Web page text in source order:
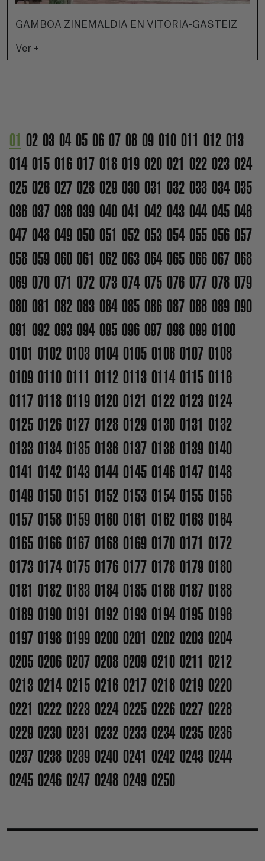
GAMBOA ZINEMALDIA EN VITORIA-GASTEIZ
Ver +
01 02 03 04 05 06 07 08 09 010 011 012 013
014 015 016 017 018 019 020 021 022 023 024
025 026 027 028 029 030 031 032 033 034 035
036 037 038 039 040 041 042 043 044 045 046
047 048 049 050 051 052 053 054 055 056 057
058 059 060 061 062 063 064 065 066 067 068
069 070 071 072 073 074 075 076 077 078 079
080 081 082 083 084 085 086 087 088 089 090
091 092 093 094 095 096 097 098 099 0100
0101 0102 0103 0104 0105 0106 0107 0108
0109 0110 0111 0112 0113 0114 0115 0116
0117 0118 0119 0120 0121 0122 0123 0124
0125 0126 0127 0128 0129 0130 0131 0132
0133 0134 0135 0136 0137 0138 0139 0140
0141 0142 0143 0144 0145 0146 0147 0148
0149 0150 0151 0152 0153 0154 0155 0156
0157 0158 0159 0160 0161 0162 0163 0164
0165 0166 0167 0168 0169 0170 0171 0172
0173 0174 0175 0176 0177 0178 0179 0180
0181 0182 0183 0184 0185 0186 0187 0188
0189 0190 0191 0192 0193 0194 0195 0196
0197 0198 0199 0200 0201 0202 0203 0204
0205 0206 0207 0208 0209 0210 0211 0212
0213 0214 0215 0216 0217 0218 0219 0220
0221 0222 0223 0224 0225 0226 0227 0228
0229 0230 0231 0232 0233 0234 0235 0236
0237 0238 0239 0240 0241 0242 0243 0244
0245 0246 0247 0248 0249 0250